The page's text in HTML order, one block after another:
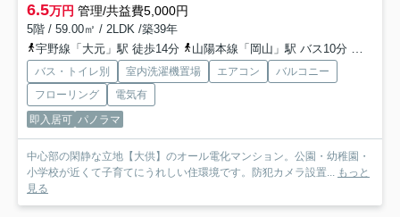
6.5万円 管理/共益費5,000円
5階 / 59.00㎡ / 2LDK /築39年
宇野線「大元」駅 徒歩14分
山陽本線「岡山」駅 バス10分 「水道局前」 停歩2分
バス・トイレ別 室内洗濯機置場 エアコン
バルコニー
フローリング
電気有
即入居可 パノラマ
中心部の閑静な立地【大供】のオール電化マンション。公園・幼稚園・
小学校が近くて子育てにうれしい住環境です。防犯カメラ設置... もっと
見る